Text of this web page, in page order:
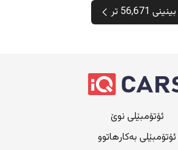
بینینی 56,671 تر
ئۆتۆمبێلی نوێ
ئۆتۆمبێلی بەکارهاتوو